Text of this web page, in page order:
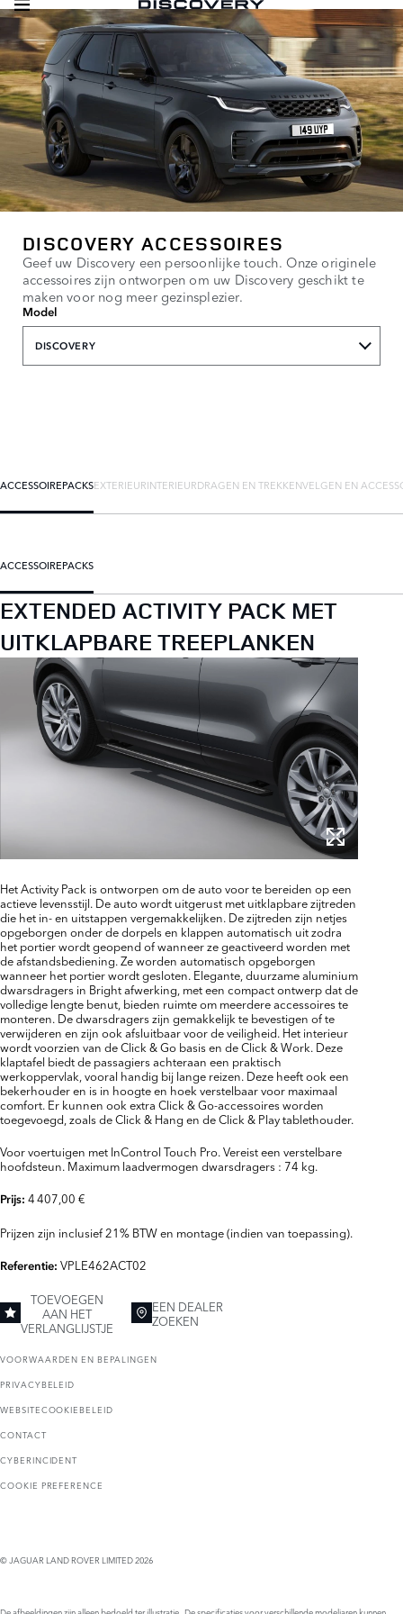
DISCOVERY ACCESSOIRES
Geef uw Discovery een persoonlijke touch. Onze originele
accessoires zijn ontworpen om uw Discovery geschikt te
maken voor nog meer gezinsplezier.
Model
DISCOVERY
ACCESSOIREPACKSEXTERIEURINTERIEURDRAGEN EN TREKKENVELGEN EN
ACCESSOIREPACKS
EXTENDED ACTIVITY PACK MET
UITKLAPBARE TREEPLANKEN
Het Activity Pack is ontworpen om de auto voor te bereiden op een
actieve levensstijl. De auto wordt uitgerust met uitklapbare zijtreden
die het in- en uitstappen vergemakkelijken. De zijtreden zijn netjes
opgeborgen onder de dorpels en klappen automatisch uit zodra
het portier wordt geopend of wanneer ze geactiveerd worden met
de afstandsbediening. Ze worden automatisch opgeborgen
wanneer het portier wordt gesloten. Elegante, duurzame aluminium
dwarsdragers in Bright afwerking, met een compact ontwerp dat de
volledige lengte benut, bieden ruimte om meerdere accessoires te
monteren. De dwarsdragers zijn gemakkelijk te bevestigen of te
verwijderen en zijn ook afsluitbaar voor de veiligheid. Het interieur
wordt voorzien van de Click & Go basis en de Click & Work. Deze
klaptafel biedt de passagiers achteraan een praktisch
werkoppervlak, vooral handig bij lange reizen. Deze heeft ook een
bekerhouder en is in hoogte en hoek verstelbaar voor maximaal
comfort. Er kunnen ook extra Click & Go-accessoires worden
toegevoegd, zoals de Click & Hang en de Click & Play tablethouder.
Voor voertuigen met InControl Touch Pro. Vereist een verstelbare
hoofdsteun. Maximum laadvermogen dwarsdragers : 74 kg.
Prijs: 4 407,00 €
Prijzen zijn inclusief 21% BTW en montage (indien van toepassing).
Referentie: VPLE462ACT02
TOEVOEGEN
AAN HET
VERLANGLIJSTJE
EEN DEALER
ZOEKEN
VOORWAARDEN EN BEPALINGEN
PRIVACYBELEID
WEBSITECOOKIEBELEID
CONTACT
CYBERINCIDENT
COOKIE PREFERENCE
© JAGUAR LAND ROVER LIMITED 2026